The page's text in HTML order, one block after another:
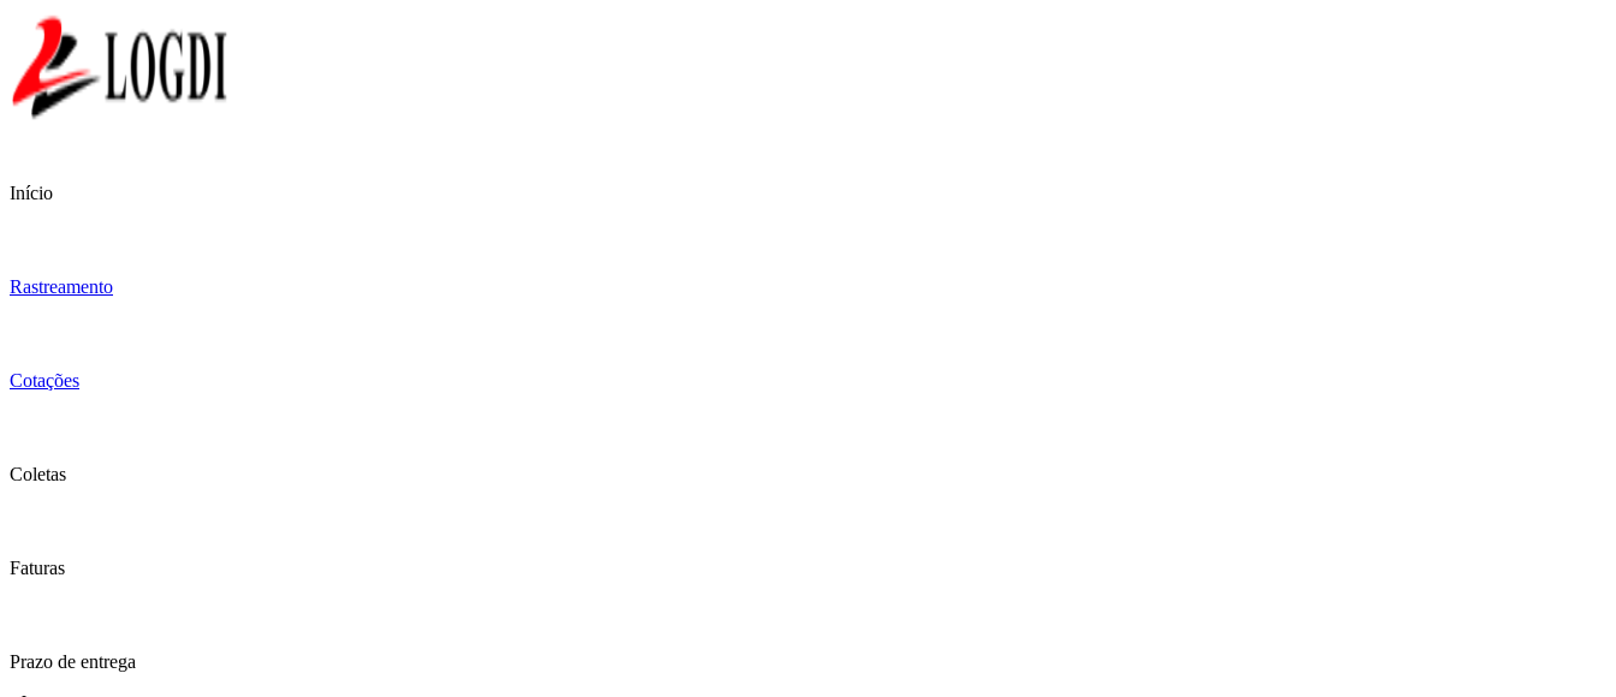
Início
Rastreamento
Cotações
Coletas
Faturas
Prazo de entrega